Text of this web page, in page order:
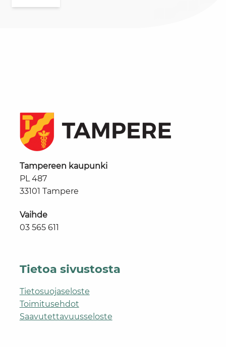
Tampereen kaupunki
PL 487
33101 Tampere
Vaihde
03 565 611
Tietoa sivustosta
Tietosuojaseloste
Toimitusehdot
Saavutettavuusseloste